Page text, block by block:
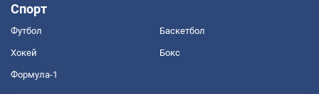
Спорт
Футбол Баскетбол
Хокей Бокс
Формула-1